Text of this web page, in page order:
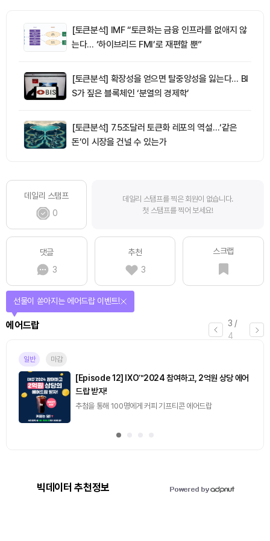
[토큰분석] IMF “토큰화는 금융 인프라를 없애지 않
는다… ‘하이브리드 FMI’로 재편할 뿐”
[토큰분석] 확장성을 얻으면 탈중앙성을 잃는다… BI
S가 짚은 블록체인 ‘분열의 경제학’
[토큰분석] 7.5조달러 토큰화 레포의 역설…‘같은
돈’이 시장을 건널 수 있는가
데일리 스탬프
0
데일리 스탬프를 찍은 회원이 없습니다.
첫 스탬프를 찍어 보세요!
댓글
3
추천
3
스크랩
4 /
4
퀴즈
퀴즈풀고 선물 받자!
마감
[토큰포스트] 기사 퀴즈 658회차
2026.08.07 (금) ~ 2026.08.08 (토)
빅데이터 추천정보